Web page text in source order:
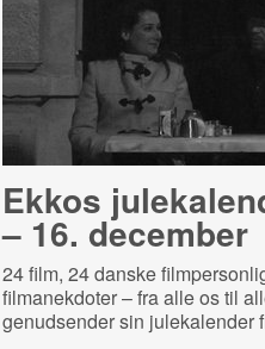
Ekkos
– 16. december
24 film, 24 danske
filmanekdoter – fra alle os til
genudsender sin julekalender